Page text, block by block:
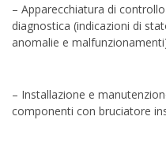
– Apparecchiatura di
diagnostica (indicazioni di
anomalie e
– Installazione e
componenti con bruciatore